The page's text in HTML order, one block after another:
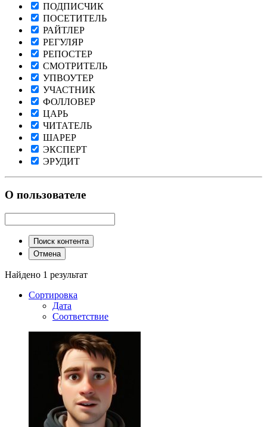
ПОДПИСЧИК
ПОСЕТИТЕЛЬ
РАЙТЛЕР
РЕГУЛЯР
РЕПОСТЕР
СМОТРИТЕЛЬ
УПВОУТЕР
УЧАСТНИК
ФОЛЛОВЕР
ЦАРЬ
ЧИТАТЕЛЬ
ШАРЕР
ЭКСПЕРТ
ЭРУДИТ
О пользователе
Поиск контента
Отмена
Найдено 1 результат
Сортировка
Дата
Соответствие